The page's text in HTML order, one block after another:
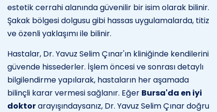
estetik cerrahi alanında güvenilir bir isim olarak bilinir.
Şakak bölgesi dolgusu gibi hassas uygulamalarda, titiz
ve özenli yaklaşımı ile bilinir.
Hastalar, Dr. Yavuz Selim Çınar'ın kliniğinde kendilerini
güvende hissederler. İşlem öncesi ve sonrası detaylı
bilgilendirme yapılarak, hastaların her aşamada
bilinçli karar vermesi sağlanır. Eğer Bursa'da en iyi
doktorarayışındaysanız, Dr. Yavuz Selim Çınar doğru